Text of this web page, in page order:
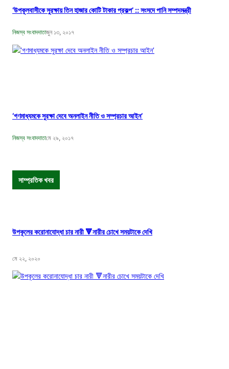
‘উপকূলবাসীকে সুরক্ষায় তিন হাজার কোটি টাকার প্রকল্প’ :: সংসদে পানি সম্পদমন্ত্রী
নিজস্ব সংবাদদাতাজুন ১৩, ২০১৭
‘গণমাধ্যমকে সুরক্ষা দেবে অনলাইন নীতি ও সম্প্রচার আইন’
নিজস্ব সংবাদদাতামে ২৯, ২০১৭
সাম্প্রতিক খবর
উপকূলের করোনাযোদ্ধা চার নারী 🔻নারীর চোখে সময়টাকে দেখি
মে ২২, ২০২০